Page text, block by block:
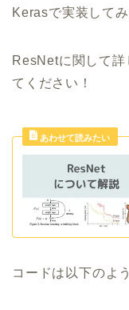
Kerasで実装してみ
ResNetに関して
てください！
コードは以下のよ